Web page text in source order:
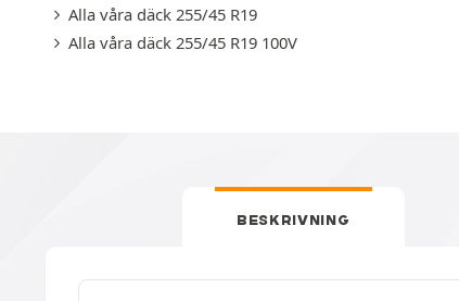
Alla våra däck 255/45 R19
Alla våra däck 255/45 R19 100V
BESKRIVNING